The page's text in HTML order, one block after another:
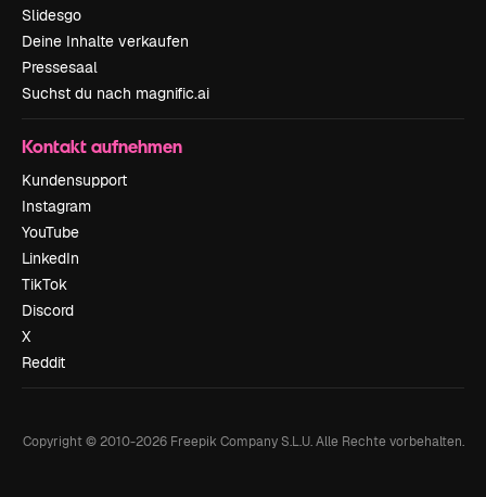
Slidesgo
Deine Inhalte verkaufen
Pressesaal
Suchst du nach magnific.ai
Kontakt aufnehmen
Kundensupport
Instagram
YouTube
LinkedIn
TikTok
Discord
X
Reddit
Copyright © 2010-2026Freepik Company S.L.U. Alle Rechte vorbehalten.